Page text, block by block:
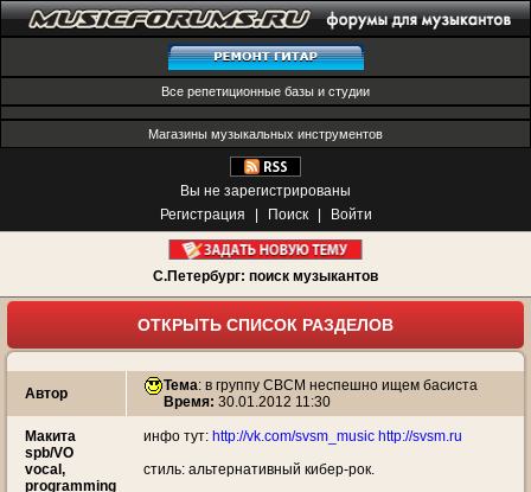
Все репетиционные базы и студии
Магазины музыкальных инструментов
Вы не зарегистрированы
Регистрация
Поиск Войти
С.Петербург: поиск музыкантов
ОТКРЫТЬ СПИСОК РАЗДЕЛОВ
Автор Тема: в группу СВСМ неспешно ищем басиста
Время: 30.01.2012 11:30
Макита
spb/VO
vocal,
programming
инфо тут: http://vk.com/svsm_music http://svsm.ru
стиль: альтернативный кибер-рок.